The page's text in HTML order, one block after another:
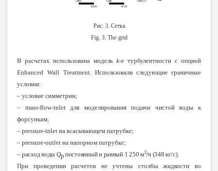
Рис. 3. Сетка
Fig. 3. The grid
В расчетах использована модель k-е турбулентности с опцией
Enhanced Wall Treatment . Использовали следующие граничные
условия:
– условие симметрии;
– mass-flow-inletдля моделирования подачи чистой воды к
форсункам;
– pressure-inlet на всасывающем патрубке;
– pressure-outlet на напорном патрубке;
– расход воды Qp постоянный и равный 1 250 м3/ч (348 кг/с).
При проведении расчетов не учтены столбы жидкости во